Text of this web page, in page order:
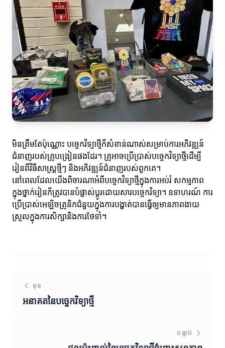
មិនត្រឹមតែប៉ុណ្ណោះ បច្ចេកវិទ្យាថ្មីក៏សំខាន់ណាស់សម្រាប់ការអភិវឌ្ឍន៍
ជំនាញរបស់គ្រូបង្រៀនផងដែរ។ គ្រូអាចប្រើប្រាស់បច្ចេកវិទ្យាថ្មីដើម្បី
រៀនពីវិធីសាស្រ្ដថ្មីៗ និងអភិវឌ្ឍន៍ជំនាញរបស់ពួកគេ។
នៅពេលដែលយើងពិចារណាអំពីបច្ចេកវិទ្យាថ្មីក្នុងការអប់រំ សកម្មភាព
ក្នុងថ្នាក់រៀនក៏ត្រូវបានបំផ្លាស់ប្តូរដោយសារបច្ចេកវិទ្យា។ ឧទាហរណ៍ ការ
ប្រើប្រាស់អេឡិចត្រូនិកជំនួយក្នុងការបង្ហាត់បានធ្វើឲ្យមានភាពងាយ
ស្រួលក្នុងការសិក្សានិងការថែទាំ។
មុន
អនាគតនៃបច្ចេកវិទ្យាថ្មី
បន្ទាប់